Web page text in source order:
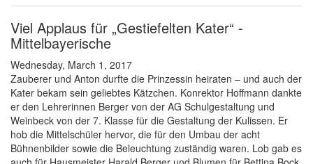
Viel Applaus für „Gestiefelten Kater“ -
Mittelbayerische
Wednesday, March 1, 2017
Zauberer und Anton durfte die Prinzessin heiraten – und auch der
Kater bekam sein geliebtes Kätzchen. Konrektor Hoffmann dankte
er den Lehrerinnen Berger von der AG Schulgestaltung und
Weinbeck von der 7. Klasse für die Gestaltung der Kulissen. Er
hob die Mittelschüler hervor, die für den Umbau der acht
Bühnenbilder sowie die Beleuchtung zuständig waren. Lob gab es